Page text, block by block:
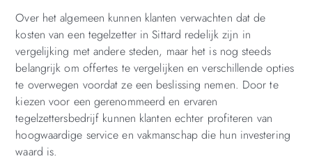
Over het algemeen kunnen klanten verwachten dat de
kosten van een tegelzetter in Sittard redelijk zijn in
vergelijking met andere steden, maar het is nog steeds
belangrijk om offertes te vergelijken en verschillende opties
te overwegen voordat ze een beslissing nemen. Door te
kiezen voor een gerenommeerd en ervaren
tegelzettersbedrijf kunnen klanten echter profiteren van
hoogwaardige service en vakmanschap die hun investering
waard is.